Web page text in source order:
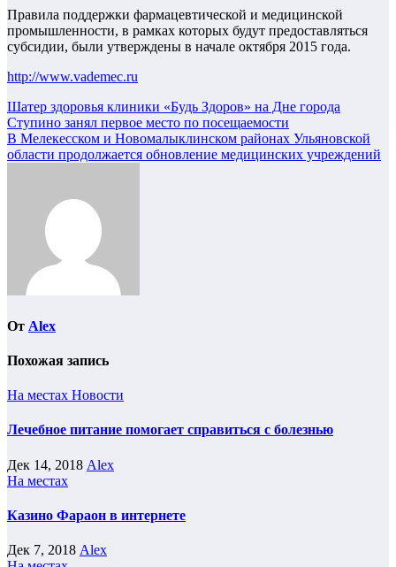
Правила поддержки фармацевтической и медицинской
промышленности, в рамках которых будут предоставляться
субсидии, были утверждены в начале октября 2015 года.
http://www.vademec.ru
Навигация
по
записям
Шатер здоровья клиники «Будь Здоров» на Дне города
Ступино занял первое место по посещаемости
В Мелекесском и Новомалыклинском районах Ульяновской
области продолжается обновление медицинских учреждений
От Alex
Похожая запись
На местах Новости
Лечебное питание помогает справиться с болезнью
Дек 14, 2018 Alex
На местах
Казино Фараон в интернете
Дек 7, 2018 Alex